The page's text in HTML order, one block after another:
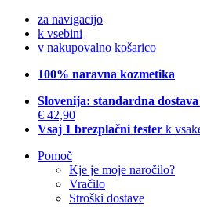
za navigacijo
k vsebini
v nakupovalno košarico
100% naravna kozmetika
Slovenija: standardna
€ 42,90
Vsaj 1 brezplačni tester k
Pomoč
Kje je moje naročilo?
Vračilo
Stroški dostave